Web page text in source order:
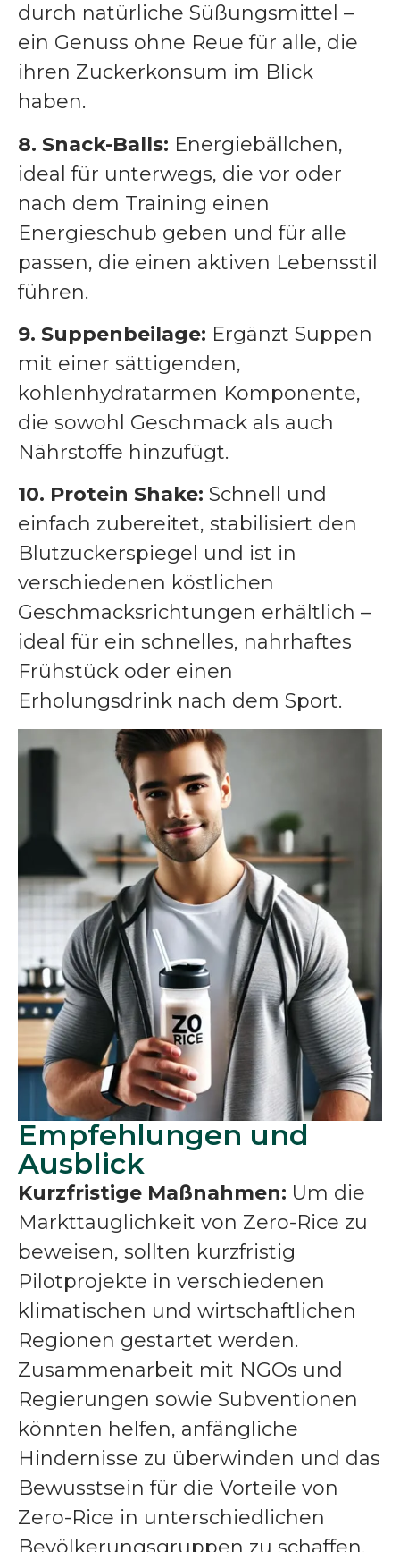
durch natürliche Süßungsmittel –
ein Genuss ohne Reue für alle, die
ihren Zuckerkonsum im Blick
haben.
8. Snack-Balls: Energiebällchen,
ideal für unterwegs, die vor oder
nach dem Training einen
Energieschub geben und für alle
passen, die einen aktiven Lebensstil
führen.
9. Suppenbeilage: Ergänzt Suppen
mit einer sättigenden,
kohlenhydratarmen Komponente,
die sowohl Geschmack als auch
Nährstoffe hinzufügt.
10. Protein Shake: Schnell und
einfach zubereitet, stabilisiert den
Blutzuckerspiegel und ist in
verschiedenen köstlichen
Geschmacksrichtungen erhältlich –
ideal für ein schnelles, nahrhaftes
Frühstück oder einen
Erholungsdrink nach dem Sport.
Empfehlungen und
Ausblick
Kurzfristige Maßnahmen: Um die
Markttauglichkeit von Zero-Rice zu
beweisen, sollten kurzfristig
Pilotprojekte in verschiedenen
klimatischen und wirtschaftlichen
Regionen gestartet werden.
Zusammenarbeit mit NGOs und
Regierungen sowie Subventionen
könnten helfen, anfängliche
Hindernisse zu überwinden und das
Bewusstsein für die Vorteile von
Zero-Rice in unterschiedlichen